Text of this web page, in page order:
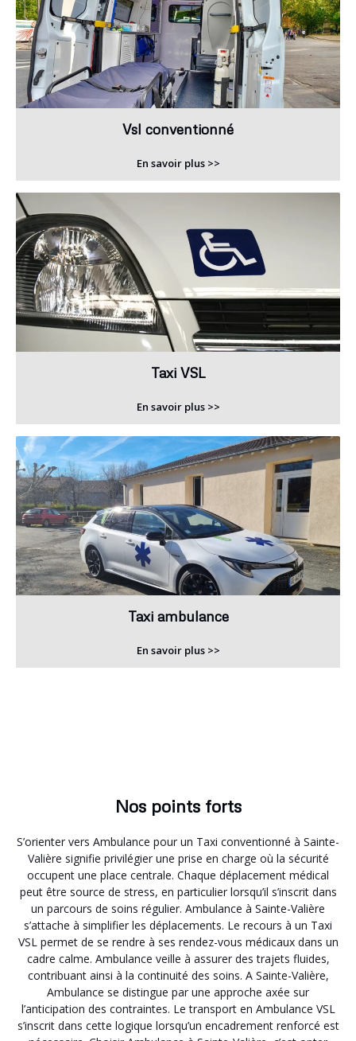
Vsl conventionné
En savoir plus >>
Taxi VSL
En savoir plus >>
Taxi ambulance
En savoir plus >>
Nos points forts
S’orienter vers Ambulance pour un Taxi conventionné à Sainte-
Valière signifie privilégier une prise en charge où la sécurité
occupent une place centrale. Chaque déplacement médical
peut être source de stress, en particulier lorsqu’il s’inscrit dans
un parcours de soins régulier. Ambulance à Sainte-Valière
s’attache à simplifier les déplacements. Le recours à un Taxi
VSL permet de se rendre à ses rendez-vous médicaux dans un
cadre calme. Ambulance veille à assurer des trajets fluides,
contribuant ainsi à la continuité des soins. A Sainte-Valière,
Ambulance se distingue par une approche axée sur
l’anticipation des contraintes. Le transport en Ambulance VSL
s’inscrit dans cette logique lorsqu’un encadrement renforcé est